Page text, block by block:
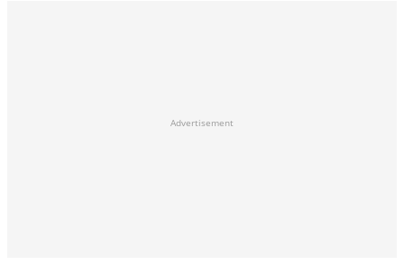
Advertisement